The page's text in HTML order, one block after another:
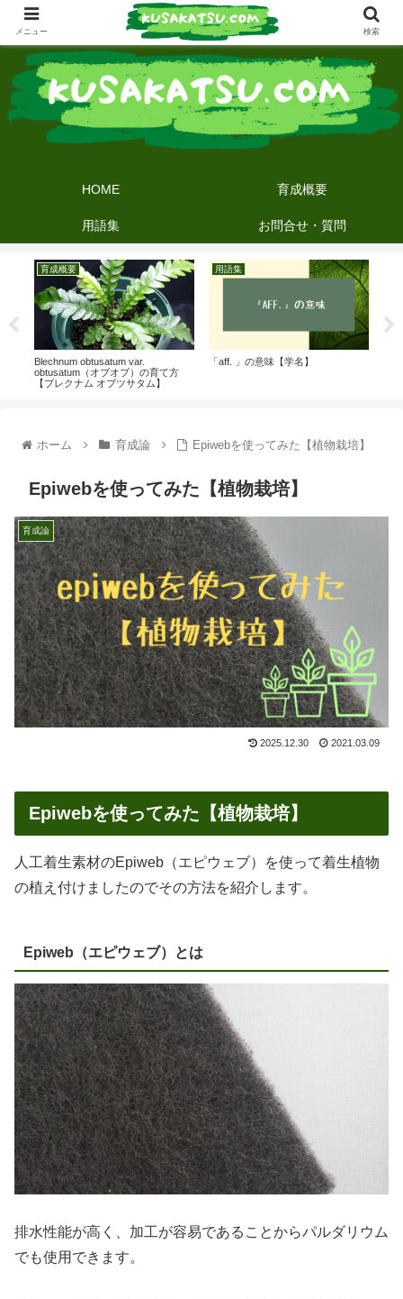
HOME 育成概要
用語集 お問合せ・質問
育成概要
Blechnum obtusatum var.
obtusatum（オブオブ）の育て方
【ブレクナム オブツサタム】
用語集
「aff. 」の意味【学名】
ホーム 育成論 Epiwebを使ってみた【植物栽培】
Epiwebを使ってみた【植物栽培】
育成論
2025.12.30 2021.03.09
Epiwebを使ってみた【植物栽培】
人工着生素材のEpiweb（エピウェブ）を使って着生植物
の植え付けましたのでその方法を紹介します。
Epiweb（エピウェブ）とは
排水性能が高く、加工が容易であることからパルダリウム
でも使用できます。
メニュー 検索